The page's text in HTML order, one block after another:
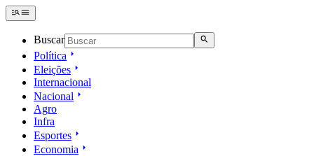
Buscar
Política
Eleições
Internacional
Nacional
Agro
Infra
Esportes
Economia